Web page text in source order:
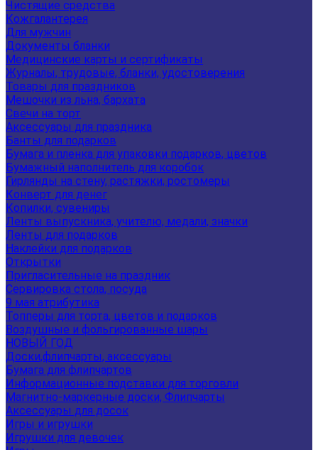
Чистящие средства
Кожгалантерея
Для мужчин
Документы бланки
Медицинские карты и сертификаты
Журналы, трудовые, бланки, удостоверения
Товары для праздников
Мешочки из льна, бархата
Свечи на торт
Аксессуары для праздника
Банты для подарков
Бумага и пленка для упаковки подарков, цветов
Бумажный наполнитель для коробок
Гирлянды на стену, растяжки, ростомеры
Конверт для денег
Копилки, сувениры
Ленты выпускника, учителю, медали, значки
Ленты для подарков
Наклейки для подарков
Открытки
Пригласительные на праздник
Сервировка стола, посуда
9 мая атрибутика
Топперы для торта, цветов и подарков
Воздушные и фольгированные шары
НОВЫЙ ГОД
Доски,флипчарты, аксессуары
Бумага для флипчартов
Информационные подставки для торговли
Магнитно-маркерные доски, Флипчарты
Аксессуары для досок
Игры и игрушки
Игрушки для девочек